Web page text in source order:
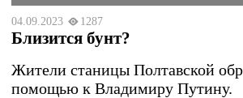
04.09.2023 1287
Близится бунт?
Жители станицы Полтавской
помощью к Владимиру Путину.